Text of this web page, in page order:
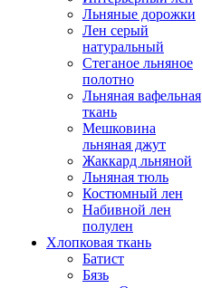
Льняные дорожки
Лен серый
натуральный
Стеганое льняное
полотно
Льняная вафельная
ткань
Мешковина
льняная джут
Жаккард льняной
Льняная тюль
Костюмный лен
Набивной лен
полулен
Хлопковая ткань
Батист
Бязь